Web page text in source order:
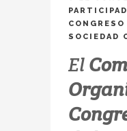
SOCIEDAD
El